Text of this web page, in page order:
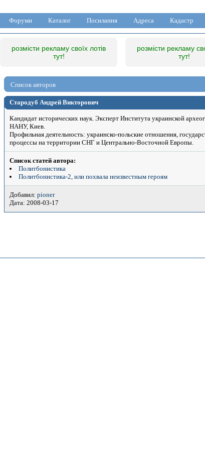
Форуми Каталог Посилання Адреса Кадастр
розмісти рекламу своїх лотів
тут!
розмісти рекламу
тут!
Список авторов
Стародуб Андрей Викторович
Кандидат исторических наук. Эксперт Института украинской
НАНУ, Киев.
Профильная деятельность: украинско-польские отношения,
процессы на территории СНГ и Центрально-Восточной Европы.
Список статей автора:
Политбонистика
Политбонистика-2, или похвала неизвестным героям
Добавил: pioner
Дата: 2008-03-17